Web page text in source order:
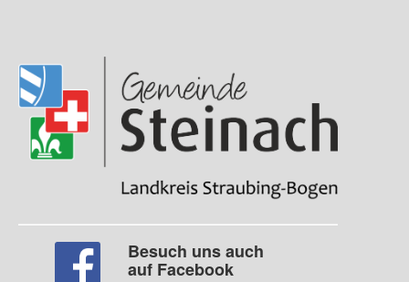
Besuch uns auch
auf Facebook